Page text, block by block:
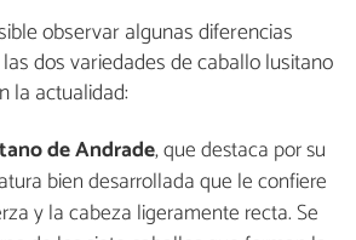
observar algunas diferencias
dos variedades de caballo lusitano
la actualidad:
de Andrade, que destaca por su
bien desarrollada que le confiere
y la cabeza ligeramente recta. Se